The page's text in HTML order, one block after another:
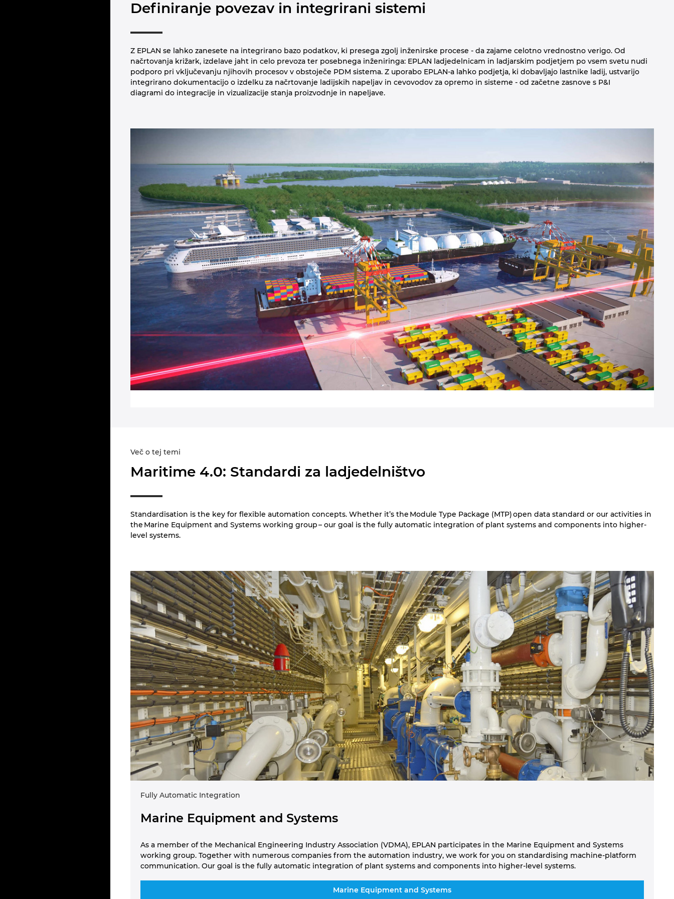
Definiranje povezav in integrirani sistemi
Z EPLAN se lahko zanesete na integrirano bazo podatkov, ki presega zgolj inženirske procese - da zajame celotno vrednostno verigo. Od
načrtovanja križark, izdelave jaht in celo prevoza ter posebnega inženiringa: EPLAN ladjedelnicam in ladjarskim podjetjem po vsem svetu nudi
podporo pri vključevanju njihovih procesov v obstoječe PDM sistema. Z uporabo EPLAN-a lahko podjetja, ki dobavljajo lastnike ladij, ustvarijo
integrirano dokumentacijo o izdelku za načrtovanje ladijskih napeljav in cevovodov za opremo in sisteme - od začetne zasnove s P&I
diagrami do integracije in vizualizacije stanja proizvodnje in napeljave.
Več o tej temi
Maritime 4.0: Standardi za ladjedelništvo
Standardisation is the key for flexible automation concepts. Whether it’s the Module Type Package (MTP) open data standard or our activities in
the Marine Equipment and Systems working group – our goal is the fully automatic integration of plant systems and components into higher-
level systems.
Fully Automatic Integration
Marine Equipment and Systems
As a member of the Mechanical Engineering Industry Association (VDMA), EPLAN participates in the Marine Equipment and Systems
working group. Together with numerous companies from the automation industry, we work for you on standardising machine-platform
communication. Our goal is the fully automatic integration of plant systems and components into higher-level systems.
Marine Equipment and Systems